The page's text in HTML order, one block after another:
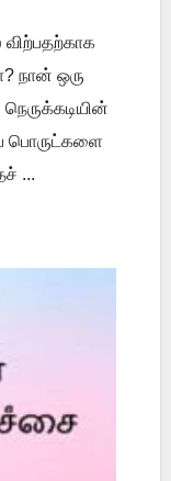
நான் ஒரு
பொருட்களை
...